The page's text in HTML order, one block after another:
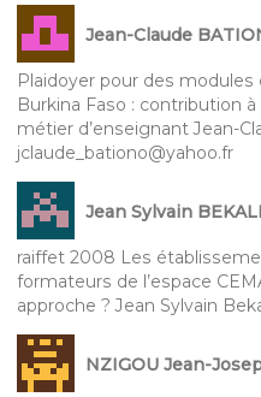
Jean-Claude
Plaidoyer pour des modules
Burkina Faso : contribution
métier d’enseignant Jean-
jclaude_bationo@yahoo.fr
Jean Sylvain
raiffet 2008 Les
formateurs de l’espace
approche ? Jean Sylvain
NZIGOU Jean-